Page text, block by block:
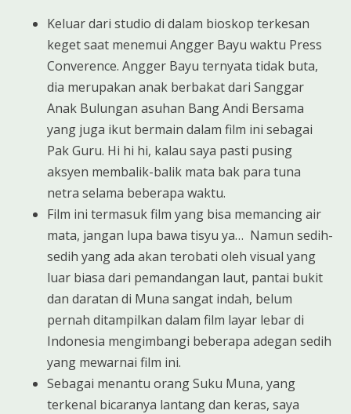
Keluar dari studio di dalam bioskop terkesan
keget saat menemui Angger Bayu waktu Press
Converence. Angger Bayu ternyata tidak buta,
dia merupakan anak berbakat dari Sanggar
Anak Bulungan asuhan Bang Andi Bersama
yang juga ikut bermain dalam film ini sebagai
Pak Guru. Hi hi hi, kalau saya pasti pusing
aksyen membalik-balik mata bak para tuna
netra selama beberapa waktu.
Film ini termasuk film yang bisa memancing air
mata, jangan lupa bawa tisyu ya… Namun sedih-
sedih yang ada akan terobati oleh visual yang
luar biasa dari pemandangan laut, pantai bukit
dan daratan di Muna sangat indah, belum
pernah ditampilkan dalam film layar lebar di
Indonesia mengimbangi beberapa adegan sedih
yang mewarnai film ini.
Sebagai menantu orang Suku Muna, yang
terkenal bicaranya lantang dan keras, saya